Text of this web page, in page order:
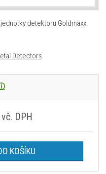
detektoru Goldmaxx.
Detectors
vč. DPH
KOŠÍKU